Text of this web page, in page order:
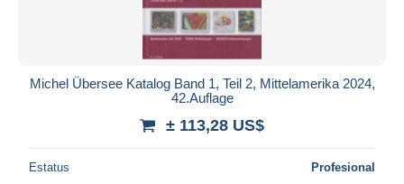
Michel Übersee Katalog Band 1, Teil 2, Mittelamerika 2024,
42.Auflage
± 113,28 US$
Estatus Profesional